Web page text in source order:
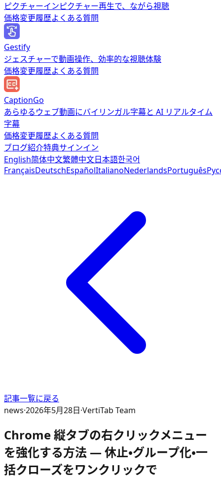
ピクチャーインピクチャー再生で、ながら視聴
価格変更履歴よくある質問
Gestify
ジェスチャーで動画操作、効率的な視聴体験
価格変更履歴よくある質問
CaptionGo
あらゆるウェブ動画にバイリンガル字幕と AI リアルタイム
字幕
価格変更履歴よくある質問
ブログ紹介特典サインイン
English简体中文繁體中文日本語한국어
FrançaisDeutschEspañolItalianoNederlandsPortuguês
記事一覧に戻る
news·2026年5月28日·VertiTab Team
Chrome 縦タブの右クリックメニュー
を強化する方法 — 休止・グループ化・一
括クローズをワンクリックで